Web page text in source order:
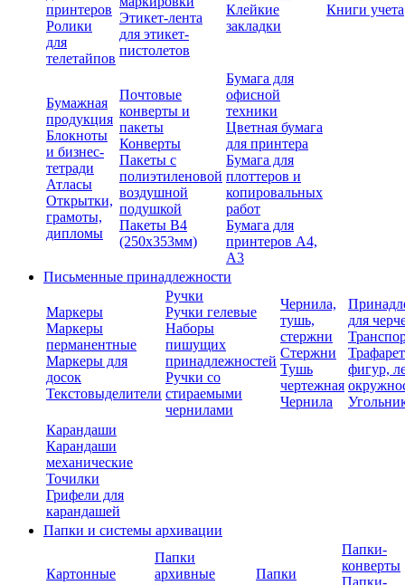
принтеров
Ролики
для
телетайпов
Этикет-лента
для этикет-
пистолетов
Клейкие
закладки
Книги учета
Бумажная
продукция
Блокноты
и бизнес-
тетради
Атласы
Открытки,
грамоты,
дипломы
Почтовые
конверты и
пакеты
Конверты
Пакеты с
полиэтиленовой
воздушной
подушкой
Пакеты В4
(250х353мм)
Бумага для
офисной
техники
Цветная бумага
для принтера
Бумага для
плоттеров и
копировальных
работ
Бумага для
принтеров А4,
А3
Письменные принадлежности
Маркеры
Маркеры
перманентные
Маркеры для
досок
Текстовыделители
Ручки
Ручки гелевые
Наборы
пишущих
принадлежностей
Ручки со
стираемыми
чернилами
Чернила,
тушь,
стержни
Стержни
Тушь
чертежная
Чернила
для
фигур,
Карандаши
Карандаши
механические
Точилки
Грифели для
карандашей
Папки и системы архивации
Картонные
Папки
архивные
Папки
Папки-
конверты
Папки-